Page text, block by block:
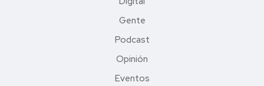
Gente
Podcast
Opinión
Eventos